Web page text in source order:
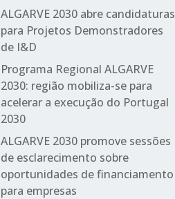
ALGARVE 2030 abre candidaturas
para Projetos Demonstradores
de I&D
Programa Regional ALGARVE
2030: região mobiliza-se para
acelerar a execução do Portugal
2030
ALGARVE 2030 promove sessões
de esclarecimento sobre
oportunidades de financiamento
para empresas